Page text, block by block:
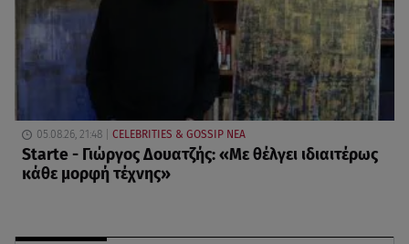
05.08.26, 21:48 CELEBRITIES & GOSSIP ΝΕΑ
Starte - Γιώργος Δουατζής: «Με θέλγει ιδιαιτέρως
κάθε μορφή τέχνης»